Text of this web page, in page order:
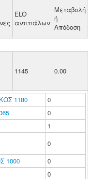
ELO
αντιπάλων
Μεταβολή
ή
Απόδοση
1145 0.00
1180
0
0
1
0
1000
0
0